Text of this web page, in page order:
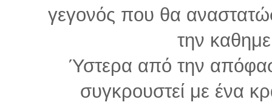
γεγονός που θα
την
Ύστερα από την
συγκρουστεί με ένα